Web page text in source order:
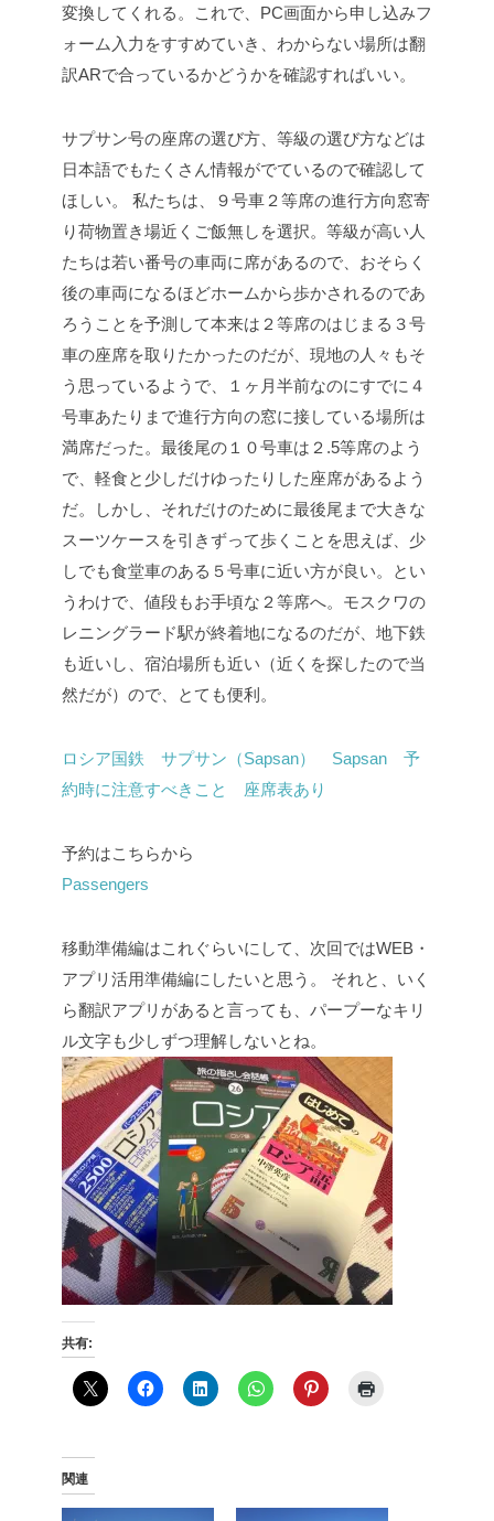
変換してくれる。これで、PC画面から申し込みフ
ォーム入力をすすめていき、わからない場所は翻
訳ARで合っているかどうかを確認すればいい。
サプサン号の座席の選び方、等級の選び方などは
日本語でもたくさん情報がでているので確認して
ほしい。
私たちは、９号車２等席の進行方向窓寄
り荷物置き場近くご飯無しを選択。等級が高い人
たちは若い番号の車両に席があるので、おそらく
後の車両になるほどホームから歩かされるのであ
ろうことを予測して本来は２等席のはじまる３号
車の座席を取りたかったのだが、現地の人々もそ
う思っているようで、１ヶ月半前なのにすでに４
号車あたりまで進行方向の窓に接している場所は
満席だった。最後尾の１０号車は２.5等席のよう
で、軽食と少しだけゆったりした座席があるよう
だ。しかし、それだけのために最後尾まで大きな
スーツケースを引きずって歩くことを思えば、少
しでも食堂車のある５号車に近い方が良い。とい
うわけで、値段もお手頃な２等席へ。モスクワの
レニングラード駅が終着地になるのだが、地下鉄
も近いし、宿泊場所も近い（近くを探したので当
然だが）ので、とても便利。
ロシア国鉄 サプサン（Sapsan） Sapsan 予
約時に注意すべきこと 座席表あり
予約はこちらから
Passengers
移動準備編はこれぐらいにして、次回ではWEB・
アプリ活用準備編にしたいと思う。
それと、いく
ら翻訳アプリがあると言っても、パープーなキリ
ル文字も少しずつ理解しないとね。
共有:
関連